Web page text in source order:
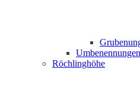
Röchlinghöhe